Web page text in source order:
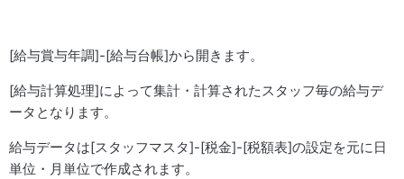
[給与賞与年調]-[給与台帳]から開きます。
[給与計算処理]によって集計・計算されたスタッフ毎の給与デ
ータとなります。
給与データは[スタッフマスタ]-[税金]-[税額表]の設定を元に日
単位・月単位で作成されます。